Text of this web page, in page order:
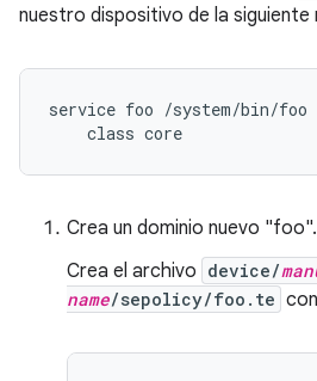
nuestro dispositivo de la siguiente
service foo /system/bin/foo
Crea un dominio nuevo "foo".
Crea el archivo device/
name/sepolicy/foo.te